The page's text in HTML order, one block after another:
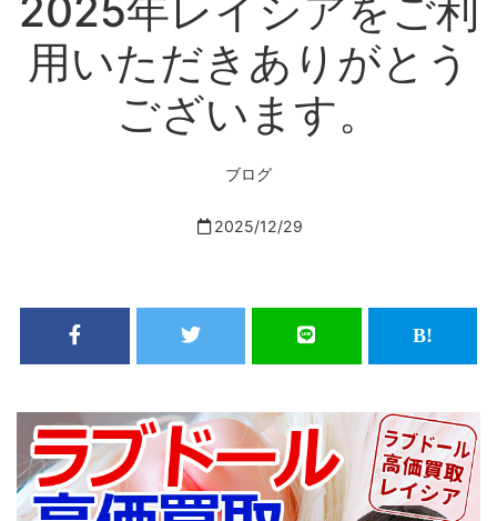
用いただきありがとう
ございます。
ブログ
2025/12/29